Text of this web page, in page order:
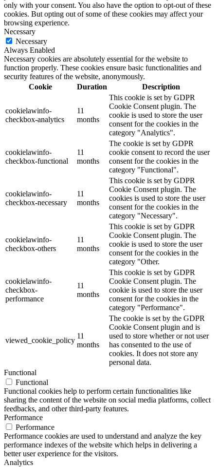
only with your consent. You also have the option to opt-out of these
cookies. But opting out of some of these cookies may affect your
browsing experience.
Necessary
Necessary
Always Enabled
Necessary cookies are absolutely essential for the website to
function properly. These cookies ensure basic functionalities and
security features of the website, anonymously.
Cookie
Duration Description
cookielawinfo-
checkbox-analytics
11
months
This cookie is set by GDPR
Cookie Consent plugin. The
cookie is used to store the user
consent for the cookies in the
category "Analytics".
cookielawinfo-
checkbox-functional
11
months
The cookie is set by GDPR
cookie consent to record the user
consent for the cookies in the
category "Functional".
cookielawinfo-
checkbox-necessary
11
months
This cookie is set by GDPR
Cookie Consent plugin. The
cookies is used to store the user
consent for the cookies in the
category "Necessary".
cookielawinfo-
checkbox-others
11
months
This cookie is set by GDPR
Cookie Consent plugin. The
cookie is used to store the user
consent for the cookies in the
category "Other.
cookielawinfo-
checkbox-
performance
11
months
This cookie is set by GDPR
Cookie Consent plugin. The
cookie is used to store the user
consent for the cookies in the
category "Performance".
viewed_cookie_policy
11
months
The cookie is set by the GDPR
Cookie Consent plugin and is
used to store whether or not user
has consented to the use of
cookies. It does not store any
personal data.
Functional
Functional
Functional cookies help to perform certain functionalities like
sharing the content of the website on social media platforms, collect
feedbacks, and other third-party features.
Performance
Performance
Performance cookies are used to understand and analyze the key
performance indexes of the website which helps in delivering a
better user experience for the visitors.
Analytics